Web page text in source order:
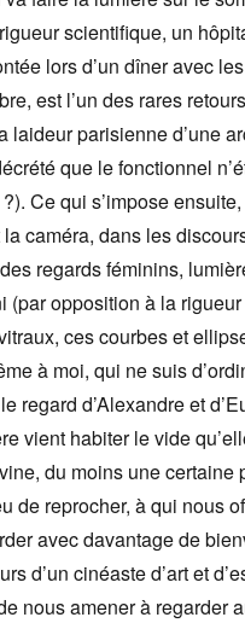
scientifique, un
lors d’un dîner avec
est l’un des rares
laideur parisienne d’une
que le fonctionnel
Ce qui s’impose
caméra, dans les
regards féminins,
(par opposition à la
ces courbes et
à moi, qui ne suis
regard d’Alexandre et
vient habiter le vide
du moins une certaine
de reprocher, à qui nous
avec davantage de
d’un cinéaste d’art et
nous amener à regarder